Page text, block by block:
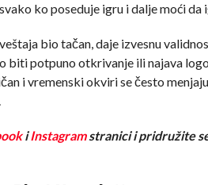
ko poseduje igru i dalje moći da
bio tačan, daje izvesnu
biti potpuno otkrivanje ili najava
i vremenski okviri se često
iInstagramstranici i pridružite